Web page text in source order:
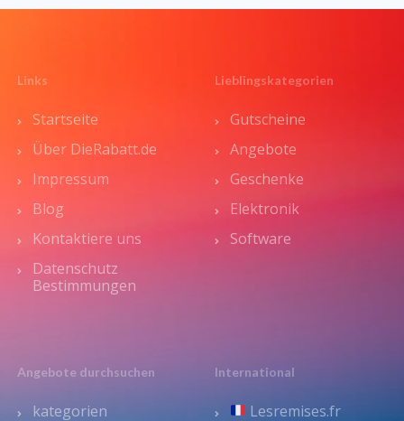
Links
Startseite
Über DieRabatt.de
Impressum
Blog
Kontaktiere uns
Datenschutz
Bestimmungen
Lieblingskategorien
Gutscheine
Angebote
Geschenke
Elektronik
Software
Angebote durchsuchen
kategorien
International
Lesremises.fr